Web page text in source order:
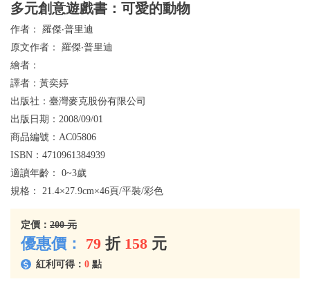
多元創意遊戲書：可愛的動物
作者： 羅傑‧普里迪
原文作者： 羅傑‧普里迪
繪者：
譯者： 黃奕婷
出版社： 臺灣麥克股份有限公司
出版日期： 2008/09/01
商品編號： AC05806
ISBN： 4710961384939
適讀年齡： 0~3歲
規格： 21.4×27.9cm×46頁/平裝/彩色
定價： 200 元
優惠價： 79 折 158 元
紅利可得： 0 點